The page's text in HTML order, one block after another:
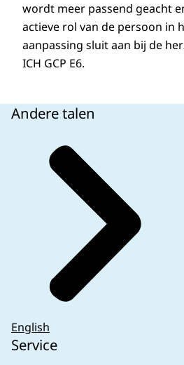
wordt meer passend geacht
actieve rol van de persoon in
aanpassing sluit aan bij de
ICH GCP E6.
Andere talen
English
Service